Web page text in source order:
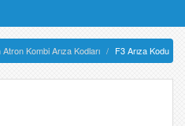
Kombi Arıza Kodları F3 Arıza Kodu